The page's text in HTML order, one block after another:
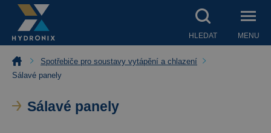
HLEDAT MENU
Spotřebiče pro soustavy vytápění a chlazení
Sálavé panely
Sálavé panely